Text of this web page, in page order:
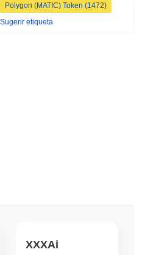
en el Reino
EE. UU. para
depósitos
Polygon (MATIC) Token (1472)
Sugerir etiqueta
XXXAi